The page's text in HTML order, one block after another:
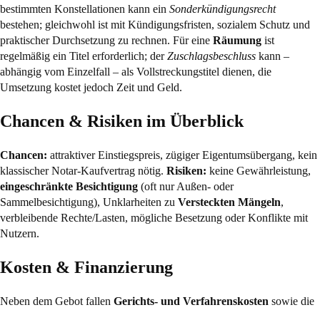
bestimmten Konstellationen kann ein Sonderkündigungsrecht
bestehen; gleichwohl ist mit Kündigungsfristen, sozialem Schutz und
praktischer Durchsetzung zu rechnen. Für eine Räumung ist
regelmäßig ein Titel erforderlich; derZuschlagsbeschluss kann –
abhängig vom Einzelfall – als Vollstreckungstitel dienen, die
Umsetzung kostet jedoch Zeit und Geld.
Chancen & Risiken im Überblick
Chancen: attraktiver Einstiegspreis, zügiger Eigentumsübergang, kein
klassischer Notar-Kaufvertrag nötig. Risiken: keine Gewährleistung,
eingeschränkte Besichtigung (oft nur Außen- oder
Sammelbesichtigung), Unklarheiten zu Versteckten Mängeln,
verbleibende Rechte/Lasten, mögliche Besetzung oder Konflikte mit
Nutzern.
Kosten & Finanzierung
Neben dem Gebot fallen Gerichts- und Verfahrenskosten sowie die